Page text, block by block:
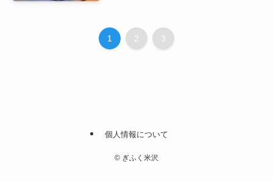
1 2 3
個人情報について
© ぎふく米沢